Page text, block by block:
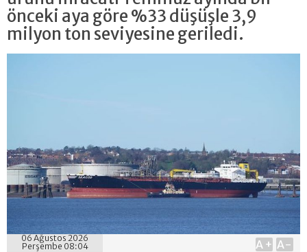
önceki aya göre %33 düşüşle 3,9
milyon ton seviyesine geriledi.
06 Ağustos 2026
Perşembe 08:04
A+ A-